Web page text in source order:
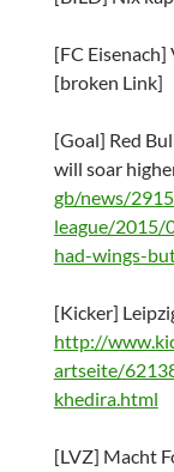
[FC Eisenach]
[broken Link]
[Goal] Red
will soar
gb/news/
league/2015/
had-wings-
[Kicker]
http://
artseite/
khedira.html
[LVZ] Macht